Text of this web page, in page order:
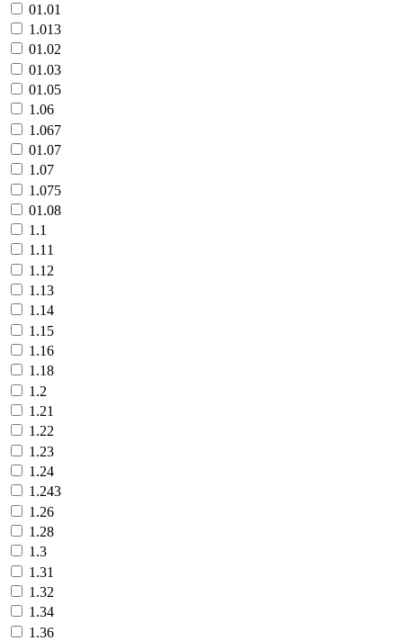
01.01
1.013
01.02
01.03
01.05
1.06
1.067
01.07
1.07
1.075
01.08
1.1
1.11
1.12
1.13
1.14
1.15
1.16
1.18
1.2
1.21
1.22
1.23
1.24
1.243
1.26
1.28
1.3
1.31
1.32
1.34
1.36